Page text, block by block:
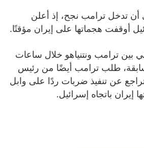
أن تدخل ترامب نجح، إذ أعلن
أوقفت هجماتها على إيران مؤقتًا.
بين ترامب ونتنياهو خلال ساعات
طلب ترامب أيضًا من رئيس
عن تنفيذ ضربات ردًا على وابل
إيران باتجاه إسرائيل.